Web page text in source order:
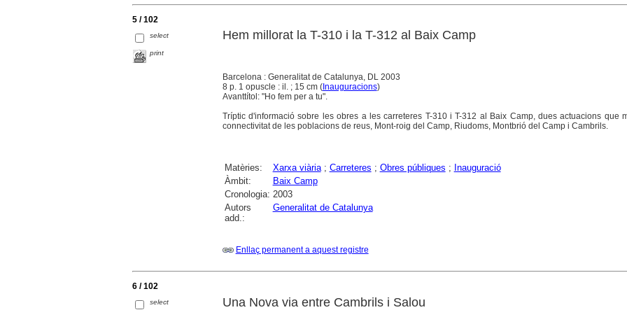
5 / 102
select
print
Hem millorat la T-310 i la T-312 al Baix Camp
Barcelona : Generalitat de Catalunya, DL 2003
8 p. 1 opuscle : il. ; 15 cm (Inauguracions)
Avanttítol: "Ho fem per a tu".
Tríptic d'informació sobre les obres a les carreteres T-310 i T-312 al Baix Camp, dues actuacions que
connectivitat de les poblacions de reus, Mont-roig del Camp, Riudoms, Montbrió del Camp i Cambrils.
Matèries: Xarxa viària; Carreteres ; Obres públiques ; Inauguració
Àmbit:
Baix Camp
Cronologia: 2003
Autors
add.:
Generalitat de Catalunya
Enllaç permanent a aquest registre
6 / 102
select Una Nova via entre Cambrils i Salou